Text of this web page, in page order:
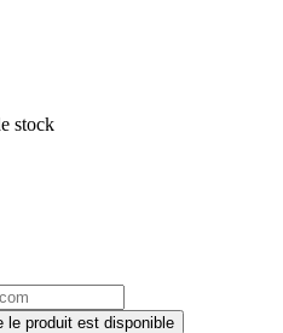
stock
le produit est disponible